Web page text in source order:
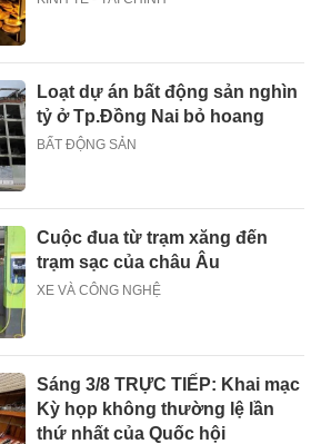
Loạt dự án bất động sản nghìn
tỷ ở Tp.Đồng Nai bỏ hoang
BẤT ĐỘNG SẢN
Cuộc đua từ trạm xăng đến
trạm sạc của châu Âu
XE VÀ CÔNG NGHỆ
Sáng 3/8 TRỰC TIẾP: Khai mạc
Kỳ họp không thường lệ lần
thứ nhất của Quốc hội